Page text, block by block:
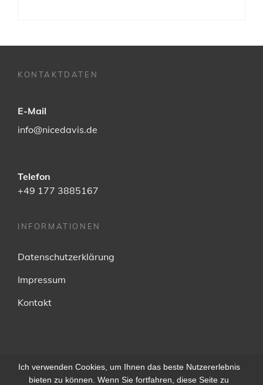
KONTAKTDATEN
E-Mail
info@nicedavis.de
Telefon
+49 177 3885167
INFORMATIONEN
Datenschutzerklärung
Impressum
Kontakt
facebookSoundcloudinstagram
Ich verwenden Cookies, um Ihnen das beste Nutzererlebnis
bieten zu können. Wenn Sie fortfahren, diese Seite zu